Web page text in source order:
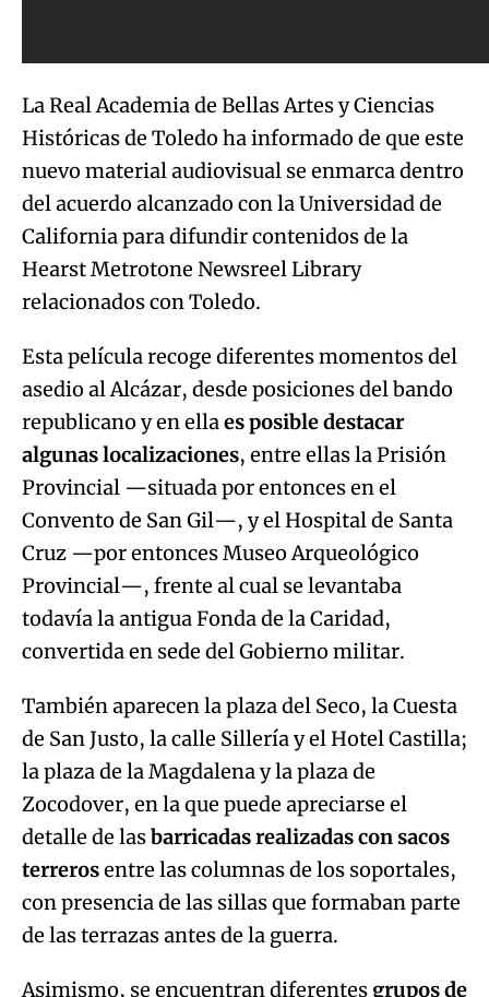
La Real Academia de Bellas Artes y Ciencias
Históricas de Toledo ha informado de que este
nuevo material audiovisual se enmarca dentro
del acuerdo alcanzado con la Universidad de
California para difundir contenidos de la
Hearst Metrotone Newsreel Library
relacionados con Toledo.
Esta película recoge diferentes momentos del
asedio al Alcázar, desde posiciones del bando
republicano y en ellaes posible destacar
algunas localizaciones, entre ellas la Prisión
Provincial —situada por entonces en el
Convento de San Gil—, y el Hospital de Santa
Cruz —por entonces Museo Arqueológico
Provincial—, frente al cual se levantaba
todavía la antigua Fonda de la Caridad,
convertida en sede del Gobierno militar.
También aparecen la plaza del Seco, la Cuesta
de San Justo, la calle Sillería y el Hotel Castilla;
la plaza de la Magdalena y la plaza de
Zocodover, en la que puede apreciarse el
detalle de lasbarricadas realizadas con sacos
terrerosentre las columnas de los soportales,
con presencia de las sillas que formaban parte
de las terrazas antes de la guerra.
Asimismo, se encuentran diferentes grupos de